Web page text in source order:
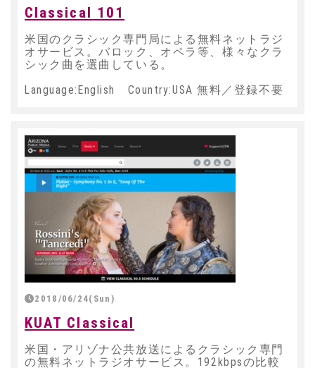
Classical 101
米国のクラシック専門局による無料ネットラジ
オサービス。バロック、オペラ等、様々なクラ
シック曲を選曲している。
Language:English Country:USA 無料／登録不要
2018/06/24(Sun)
KUAT Classical
米国・アリゾナ公共放送によるクラシック専門
の無料ネットラジオサービス。192kbpsの比較